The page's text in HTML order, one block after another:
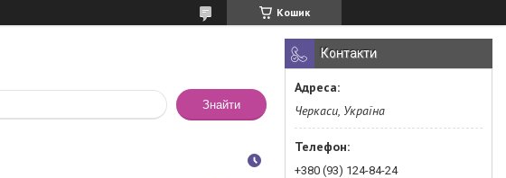
Кошик
Знайти
Контакти
Черкаси, Україна
+380 (93) 124-84-24